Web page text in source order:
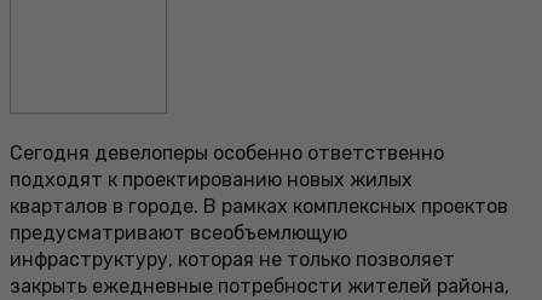
Сегодня девелоперы особенно ответственно
подходят к проектированию новых жилых
кварталов в городе. В рамках комплексных проектов
предусматривают всеобъемлющую
инфраструктуру, которая не только позволяет
закрыть ежедневные потребности жителей района,